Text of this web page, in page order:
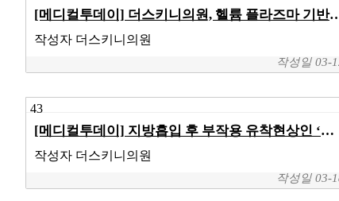
[메디컬투데이] 더스키니의원, 헬륨
작성자 더스키니의원
작성일03-
43
[메디컬투데이] 지방흡입 후 부작용 유착현상인 ‘바이오본드’ 개선하려면?
작성자 더스키니의원
작성일03-